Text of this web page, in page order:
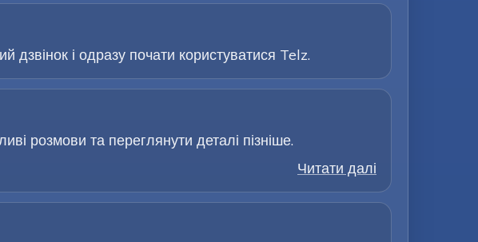
і одразу почати користуватися Telz.
розмови та переглянути деталі пізніше.
Читати далі